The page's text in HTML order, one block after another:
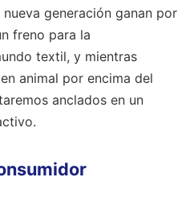
generación ganan por
freno para la
textil, y mientras
animal por encima del
anclados en un